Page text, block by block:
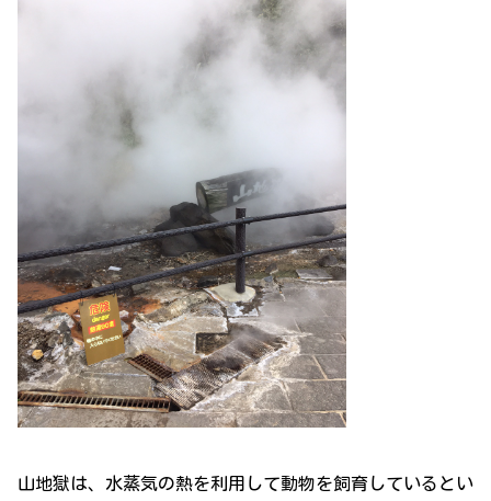
山地獄は、水蒸気の熱を利用して動物を飼育しているとい